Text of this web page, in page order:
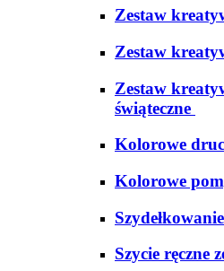
Zestaw
Zestaw
Zestaw
świąteczne
Kolorowe
Kolorowe
Szycie ręczne